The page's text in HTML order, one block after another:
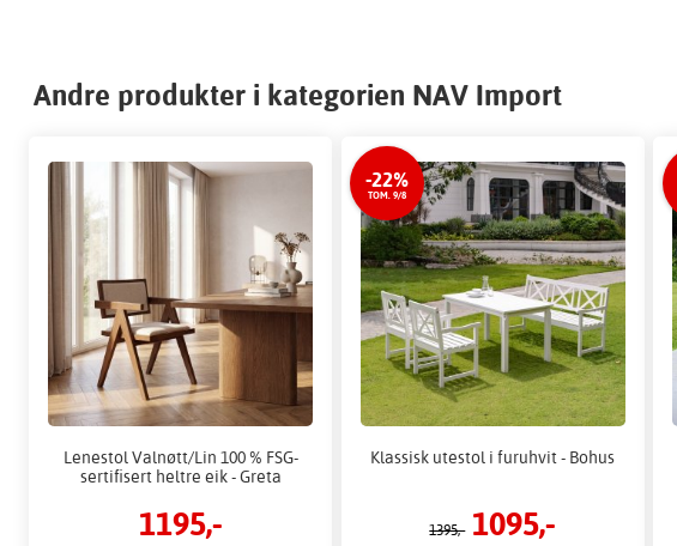
Andre produkter i kategorien NAV Import
Lenestol Valnøtt/Lin 100 % FSG-
sertifisert heltre eik - Greta
1195,-
-22%
TOM. 9/8
Klassisk utestol i furuhvit - Bohus
1395,- 1095,-